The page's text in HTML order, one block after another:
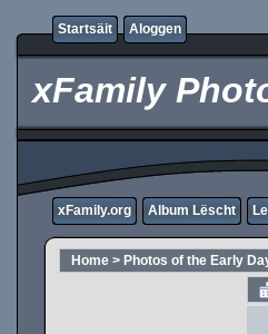
Startsäit Aloggen
xFamily
xFamily.org Album Lëscht
Home > Photos of the Early